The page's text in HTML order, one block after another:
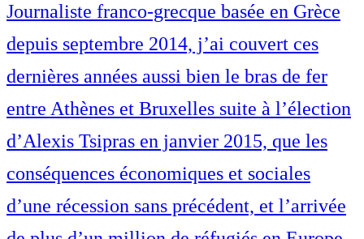
Journaliste franco-grecque basée en Grèce
depuis septembre 2014, j’ai couvert ces
dernières années aussi bien le bras de fer
entre Athènes et Bruxelles suite à l’élection
d’Alexis Tsipras en janvier 2015, que les
conséquences économiques et sociales
d’une récession sans précédent, et l’arrivée